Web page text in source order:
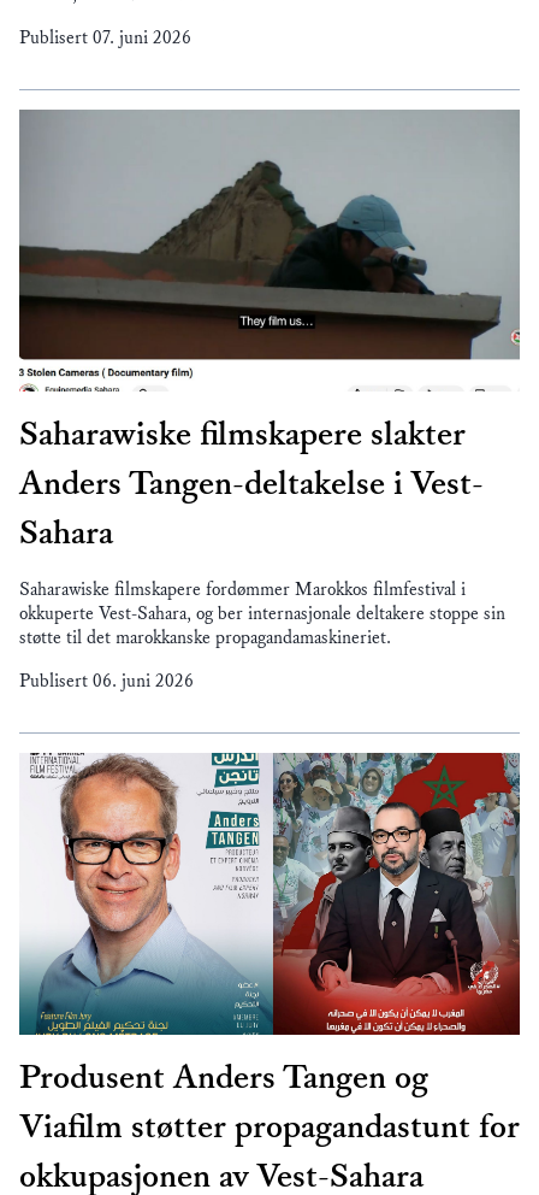
Publisert 07. juni 2026
Saharawiske filmskapere slakter
Anders Tangen-deltakelse i Vest-
Sahara
Saharawiske filmskapere fordømmer Marokkos filmfestival i
okkuperte Vest-Sahara, og ber internasjonale deltakere stoppe sin
støtte til det marokkanske propagandamaskineriet.
Publisert 06. juni 2026
Produsent Anders Tangen og
Viafilm støtter propagandastunt for
okkupasjonen av Vest-Sahara